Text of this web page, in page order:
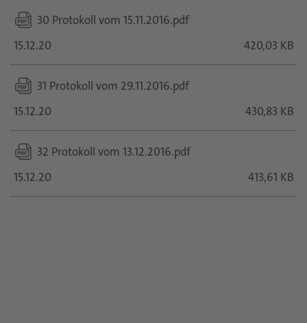
30 Protokoll vom 15.11.2016.pdf
15.12.20
420,03 KB
31 Protokoll vom 29.11.2016.pdf
15.12.20
430,83 KB
32 Protokoll vom 13.12.2016.pdf
15.12.20
413,61 KB